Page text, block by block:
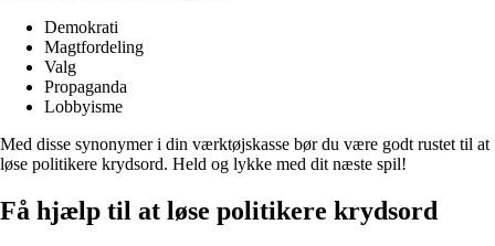
Demokrati
Magtfordeling
Valg
Propaganda
Lobbyisme
Med disse synonymer i din værktøjskasse bør du være godt rustet til at
løse politikere krydsord. Held og lykke med dit næste spil!
Få hjælp til at løse politikere krydsord